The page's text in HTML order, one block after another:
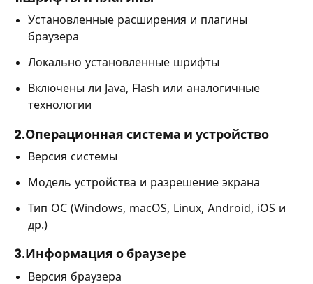
Установленные расширения и плагины
браузера
Локально установленные шрифты
Включены ли Java, Flash или аналогичные
технологии
2.Операционная система и устройство
Версия системы
Модель устройства и разрешение экрана
Тип ОС (Windows, macOS, Linux, Android, iOS и
др.)
3.Информация о браузере
Версия браузера